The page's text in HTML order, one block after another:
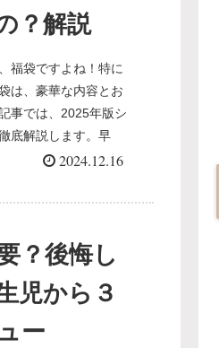
？解説
福袋ですよね！特に
は、豪華な内容とお
事では、2025年版シ
底解説します。早
2024.12.16
？後悔し
児から３
ー